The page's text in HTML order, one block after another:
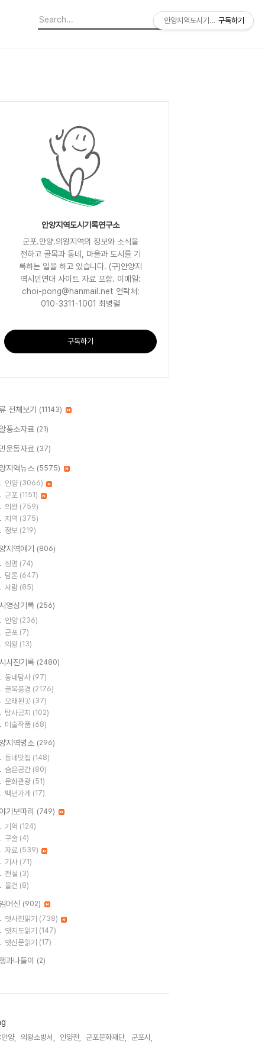
안양지역도시기록연구소
군포.안양.의왕지역의 정보와 소식을
전하고 골목과 동네, 마을과 도시를 기
록하는 일을 하고 있습니다. (구)안양지
역시민연대 사이트 자료 포함. 이메일:
choi-pong@hanmail.net 연락처:
010-3311-1001 최병렬
구독하기
전체보기 (11143)
퐁소자료 (21)
운동자료 (37)
지역뉴스 (5575)
안양 (3066)
군포 (1151)
의왕 (759)
지역 (375)
정보 (219)
지역얘기 (806)
성명 (74)
담론 (647)
사람 (85)
영상기록 (256)
안양 (236)
군포 (7)
의왕 (13)
사진기록 (2480)
동네탐사 (97)
골목풍경 (2176)
오래된곳 (37)
탐사공지 (102)
미술작품 (68)
지역명소 (296)
동네맛집 (148)
숨은공간 (80)
문화관광 (51)
백년가게 (17)
기보따리 (749)
기억 (124)
구술 (4)
자료 (539)
기사 (71)
전설 (3)
물건 (8)
머신 (902)
옛사진읽기 (738)
옛지도읽기 (147)
옛신문읽기 (17)
과나들이 (2)
양, 의왕소방서, 안양천, 군포문화재단,
군포시,
안양지역도시기록연구소
구독하기